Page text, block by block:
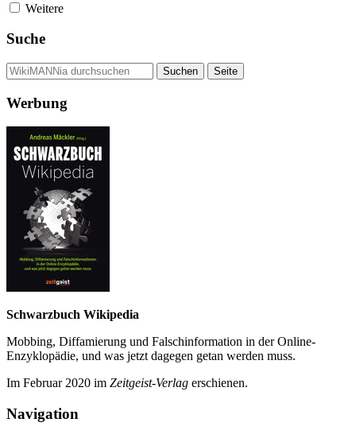
Weitere
Suche
Werbung
Schwarzbuch Wikipedia
Mobbing, Diffamierung und Falsch­information in der Online-
Enzyklo­pädie, und was jetzt da­gegen getan werden muss.
Im Februar 2020 im Zeit­geist-Verlag erschienen.
Navigation